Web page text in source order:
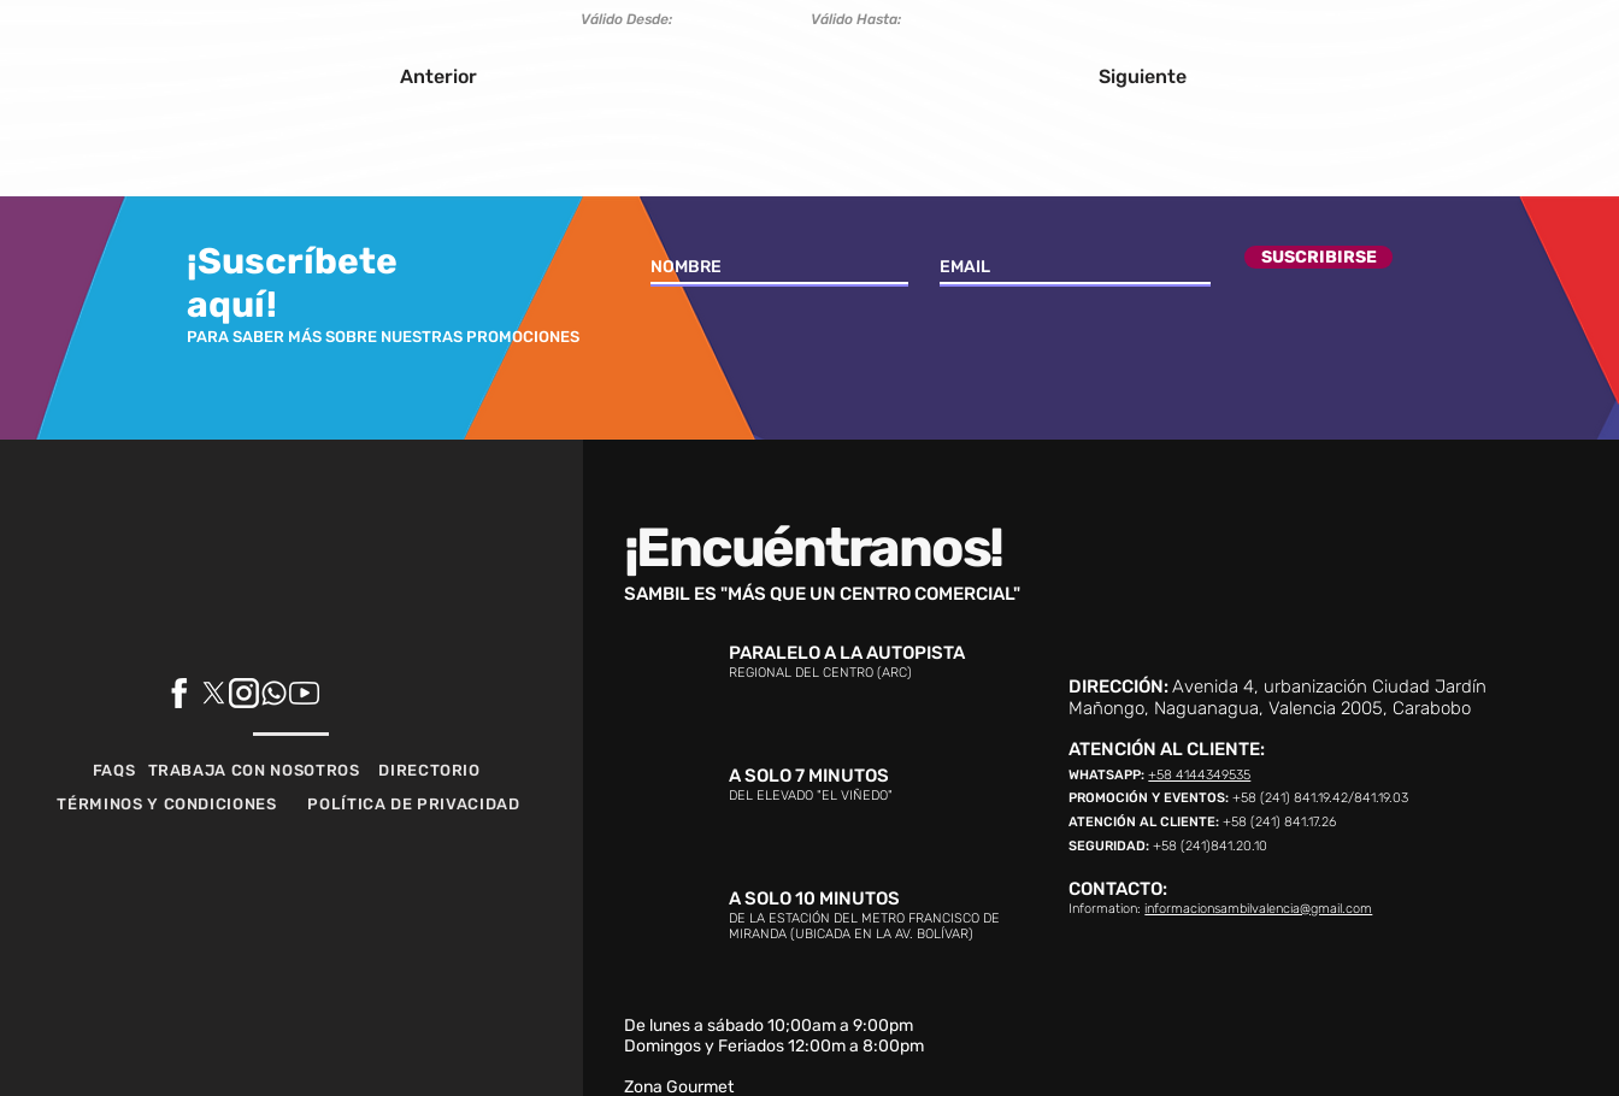
Válido Desde: Válido Hasta:
Anterior Siguiente
¡Suscríbete
aquí!
PARA SABER MÁS SOBRE NUESTRAS PROMOCIONES
SUSCRIBIRSE
FAQS TRABAJA CON NOSOTROS
DIRECTORIO
TÉRMINOS Y CONDICIONES
POLÍTICA DE PRIVACIDAD
¡Encuéntranos!
SAMBIL ES "MÁS QUE UN CENTRO COMERCIAL"
PARALELO A LA AUTOPISTA
REGIONAL DEL CENTRO (ARC)
A SOLO 7 MINUTOS
DEL ELEVADO "EL VIÑEDO"
A SOLO 10 MINUTOS
DE LA ESTACIÓN DEL METRO FRANCISCO DE
MIRANDA (UBICADA EN LA AV. BOLÍVAR)
De lunes a sábado 10;00am a 9:00pm
Domingos y Feriados 12:00m a 8:00pm
Zona Gourmet
DIRECCIÓN:Avenida 4, urbanización Ciudad Jardín
Mañongo, Naguanagua, Valencia 2005, Carabobo
ATENCIÓN AL CLIENTE:
WHATSAPP: +58 4144349535
PROMOCIÓN Y EVENTOS:+58 (241) 841.19.42/841.19.03
ATENCIÓN AL CLIENTE:+58 (241) 841.17.26
SEGURIDAD:+58 (241)841.20.10
CONTACTO:
Information:informacionsambilvalencia@gmail.com